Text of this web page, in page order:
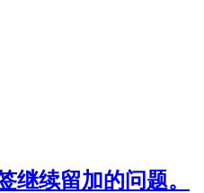
继续留加的问题。